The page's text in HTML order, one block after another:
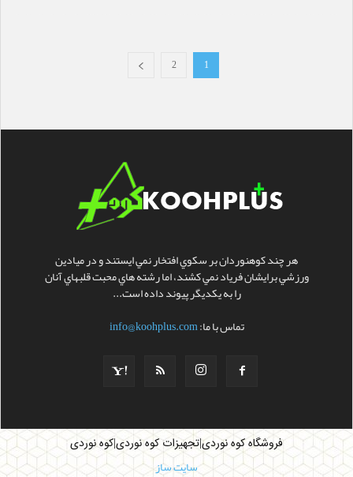
1
2
هر چند کوهنوردان بر سکوي افتخار نمي ايستند و در ميادين
ورزشي برايشان فرياد نمي کشند، اما رشته هاي محبت قلبهاي آنان
را به يکديگر پيوند داده است...
تماس با ما:info@koohplus.com
فروشگاه کوه نوردی|تجهیزات کوه نوردی|کوه نوردی
سایت ساز